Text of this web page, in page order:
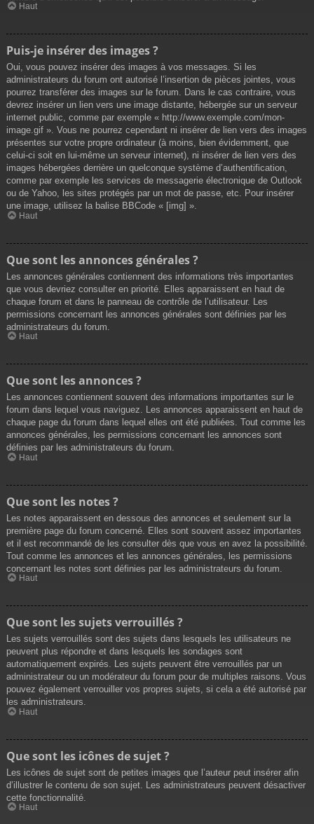
Haut
Puis-je insérer des images ?
Oui, vous pouvez insérer des images à vos messages. Si les
administrateurs du forum ont autorisé l’insertion de pièces jointes, vous
pourrez transférer des images sur le forum. Dans le cas contraire, vous
devrez insérer un lien vers une image distante, hébergée sur un serveur
internet public, comme par exemple « http://www.exemple.com/mon-
image.gif ». Vous ne pourrez cependant ni insérer de lien vers des images
présentes sur votre propre ordinateur (à moins, bien évidemment, que
celui-ci soit en lui-même un serveur internet), ni insérer de lien vers des
images hébergées derrière un quelconque système d’authentification,
comme par exemple les services de messagerie électronique de Outlook
ou de Yahoo, les sites protégés par un mot de passe, etc. Pour insérer
une image, utilisez la balise BBCode « [img] ».
Haut
Que sont les annonces générales ?
Les annonces générales contiennent des informations très importantes
que vous devriez consulter en priorité. Elles apparaissent en haut de
chaque forum et dans le panneau de contrôle de l’utilisateur. Les
permissions concernant les annonces générales sont définies par les
administrateurs du forum.
Haut
Que sont les annonces ?
Les annonces contiennent souvent des informations importantes sur le
forum dans lequel vous naviguez. Les annonces apparaissent en haut de
chaque page du forum dans lequel elles ont été publiées. Tout comme les
annonces générales, les permissions concernant les annonces sont
définies par les administrateurs du forum.
Haut
Que sont les notes ?
Les notes apparaissent en dessous des annonces et seulement sur la
première page du forum concerné. Elles sont souvent assez importantes
et il est recommandé de les consulter dès que vous en avez la possibilité.
Tout comme les annonces et les annonces générales, les permissions
concernant les notes sont définies par les administrateurs du forum.
Haut
Que sont les sujets verrouillés ?
Les sujets verrouillés sont des sujets dans lesquels les utilisateurs ne
peuvent plus répondre et dans lesquels les sondages sont
automatiquement expirés. Les sujets peuvent être verrouillés par un
administrateur ou un modérateur du forum pour de multiples raisons. Vous
pouvez également verrouiller vos propres sujets, si cela a été autorisé par
les administrateurs.
Haut
Que sont les icônes de sujet ?
Les icônes de sujet sont de petites images que l’auteur peut insérer afin
d’illustrer le contenu de son sujet. Les administrateurs peuvent désactiver
cette fonctionnalité.
Haut